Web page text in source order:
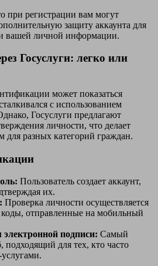
при регистрации вам могут
защиту аккаунта для
вашей личной информации.
Госуслуги: легко или
может показаться
с использованием
Госуслуги предлагают
личности, что делает
для разных категорий граждан.
Пользователь создает аккаунт,
их.
Проверка личности осуществляется
коды, отправленные на мобильный
подписи: Самый
подходящий для тех, кто часто